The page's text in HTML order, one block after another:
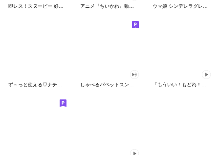
ず～っと使える♡ナチュラルガール しゃべるパペットスンスン（HAPPY） 「もういい！もどれ！ピカチュウ！」